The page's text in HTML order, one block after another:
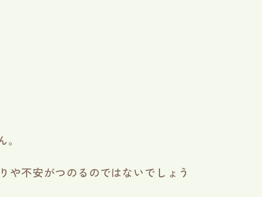
や不安がつのるのではないでしょう